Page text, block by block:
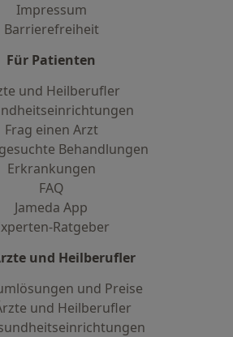
Impressum
Barrierefreiheit
Für Patienten
und Heilberufler
Frag einen Arzt
Behandlungen
Erkrankungen
FAQ
Jameda App
Ratgeber
und Heilberufler
und Preise
und Heilberufler